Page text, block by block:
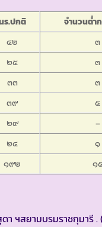
ร.ปกติ จำนวนต่ำ
๔๒ ๓
๒๕ ๓
๓๓ ๓
๓๙ ๕
๒๙ –
๒๔ ๑
๑๙๒ ๑
า ฯสยามบรมราชกุมารี .